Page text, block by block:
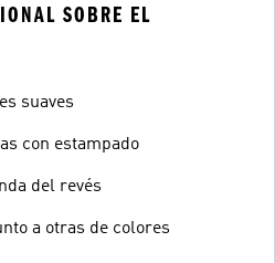
SOBRE EL
suaves
con estampado
del revés
a otras de colores